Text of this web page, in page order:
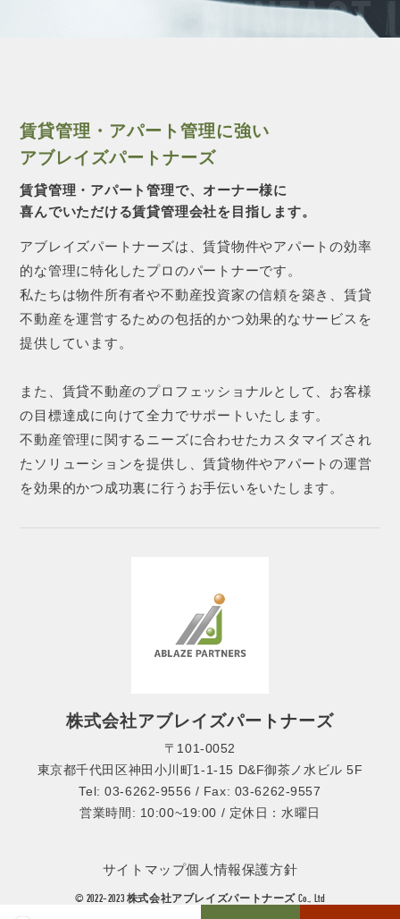
CONTACT
賃貸管理・アパート管理に強い
アブレイズパートナーズ
賃貸管理・アパート管理で、オーナー様に
喜んでいただける賃貸管理会社を目指します。
アブレイズパートナーズは、賃貸物件やアパートの効率
的な管理に特化したプロのパートナーです。
私たちは物件所有者や不動産投資家の信頼を築き、賃貸
不動産を運営するための包括的かつ効果的なサービスを
提供しています。
また、賃貸不動産のプロフェッショナルとして、お客様
の目標達成に向けて全力でサポートいたします。
不動産管理に関するニーズに合わせたカスタマイズされ
たソリューションを提供し、賃貸物件やアパートの運営
を効果的かつ成功裏に行うお手伝いをいたします。
株式会社アブレイズパートナーズ
〒101-0052
東京都千代田区神田小川町1-1-15 D&F御茶ノ水ビル 5F
Tel: 03-6262-9556 / Fax: 03-6262-9557
営業時間: 10:00~19:00 / 定休日：水曜日
© 2022-2023 株式会社アブレイズパートナーズ Co., Ltd
サイトマップ個人情報保護方針